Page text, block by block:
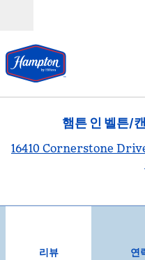
햄튼 인 벨튼/
16410 Cornerstone
리뷰 연